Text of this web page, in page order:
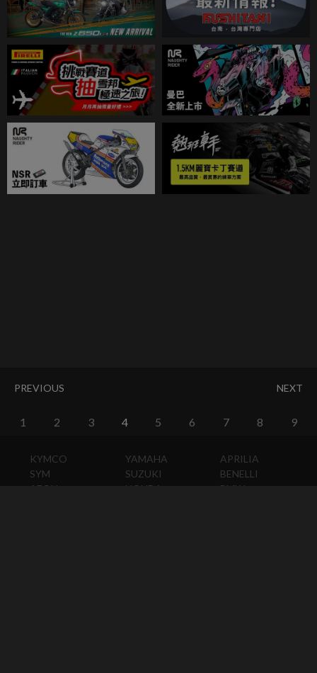
PREVIOUS NEXT
1 2 3 4 5 6 7 8 9
KYMCO
SYM
AEON
YAMAHA
SUZUKI
HONDA
APRILIA
BENELLI
BMW